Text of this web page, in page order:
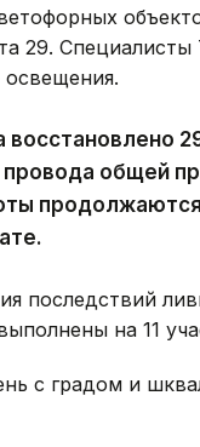
29.
восстановлено
провода общей
последствий
на 11
с градом и